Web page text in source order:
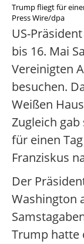
Trump fliegt für
Press Wire/dpa
US-
bis 16. Mai
Vereinigten
besuchen.
Weißen
Zugleich
für einen
Franziskus
Der
Washington
Trump hatte